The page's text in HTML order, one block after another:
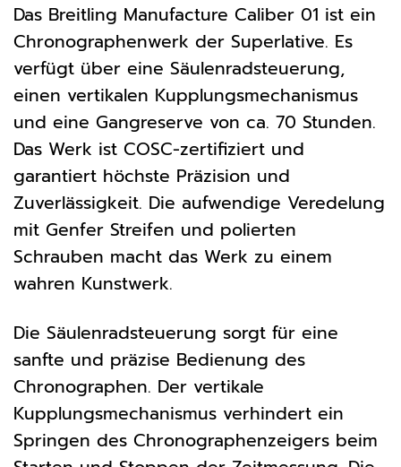
Das Breitling Manufacture Caliber 01 ist ein
Chronographenwerk der Superlative. Es
verfügt über eine Säulenradsteuerung,
einen vertikalen Kupplungsmechanismus
und eine Gangreserve von ca. 70 Stunden.
Das Werk ist COSC-zertifiziert und
garantiert höchste Präzision und
Zuverlässigkeit. Die aufwendige Veredelung
mit Genfer Streifen und polierten
Schrauben macht das Werk zu einem
wahren Kunstwerk.
Die Säulenradsteuerung sorgt für eine
sanfte und präzise Bedienung des
Chronographen. Der vertikale
Kupplungsmechanismus verhindert ein
Springen des Chronographenzeigers beim